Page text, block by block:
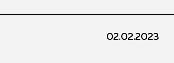
02.02.2023